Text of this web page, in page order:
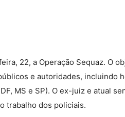
22, a Operação Sequaz. O
e autoridades, incluindo
MS e SP). O ex-juiz e atual
trabalho dos policiais.